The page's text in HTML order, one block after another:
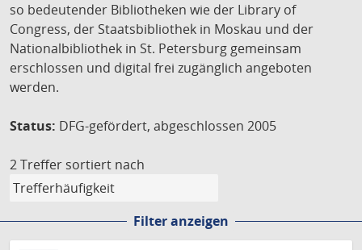
so bedeutender Bibliotheken wie der Library of
Congress, der Staatsbibliothek in Moskau und der
Nationalbibliothek in St. Petersburg gemeinsam
erschlossen und digital frei zugänglich angeboten
werden.
Status: DFG-gefördert, abgeschlossen 2005
2 Treffer sortiert nach
Filter anzeigen